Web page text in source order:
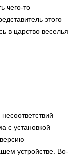
чего-то
этого
в царство веселья
с установкой
устройстве. Во-